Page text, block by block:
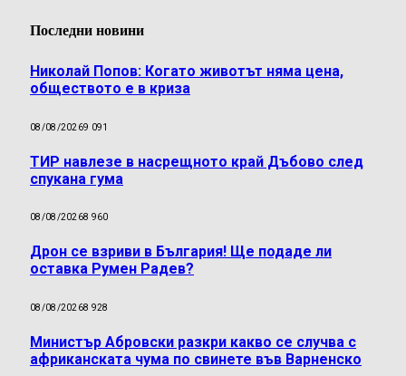
Последни новини
Николай Попов: Когато животът няма цена,
обществото е в криза
08/08/20269 091
ТИР навлезе в насрещното край Дъбово след
спукана гума
08/08/20268 960
Дрон се взриви в България! Ще подаде ли
оставка Румен Радев?
08/08/20268 928
Министър Абровски разкри какво се случва с
африканската чума по свинете във Варненско